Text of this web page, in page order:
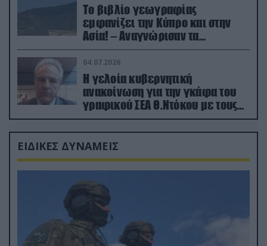
Το βιβλίο γεωγραφίας
εμφανίζει την Κύπρο και στην
Ασία! – Αναγνώρισαν τα
κατεχόμενα; (φωτο)
04.07.2026
Η γελοία κυβερνητική
ανακοίνωση για την γκάφα του
γραφικού ΣΕΑ Θ.Ντόκου με τους
Ρώσους φαρσέρ
ΕΙΔΙΚΕΣ ΔΥΝΑΜΕΙΣ